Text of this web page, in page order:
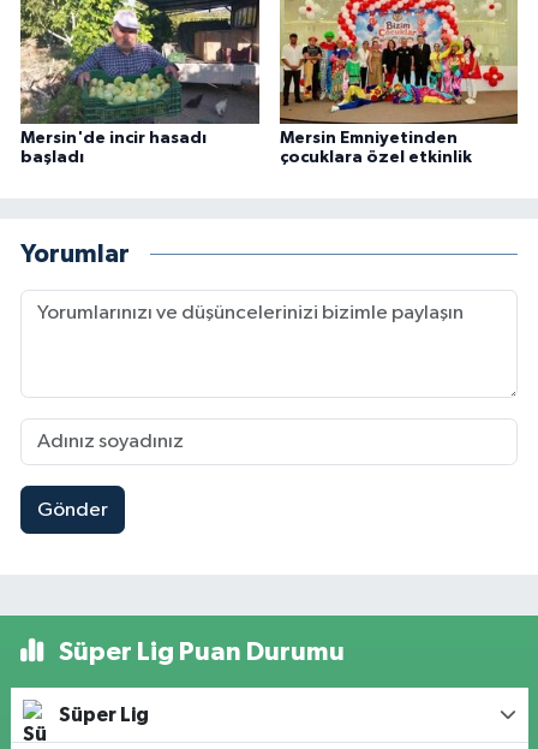
Mersin'de incir hasadı
başladı
Mersin Emniyetinden
çocuklara özel etkinlik
Yorumlar
Gönder
Süper Lig Puan Durumu
Süper Lig